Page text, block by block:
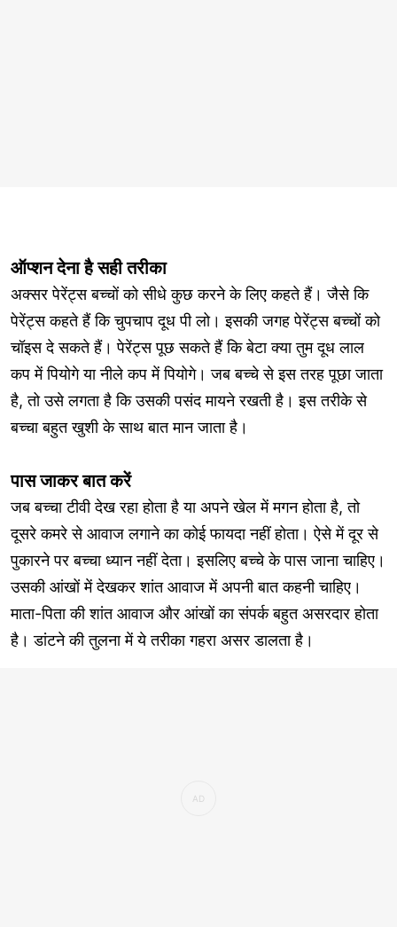
ऑप्शन देना है सही तरीका
अक्सर पेरेंट्स बच्चों को सीधे कुछ करने के लिए कहते हैं। जैसे कि
पेरेंट्स कहते हैं कि चुपचाप दूध पी लो। इसकी जगह पेरेंट्स बच्चों को
चॉइस दे सकते हैं। पेरेंट्स पूछ सकते हैं कि बेटा क्या तुम दूध लाल
कप में पियोगे या नीले कप में पियोगे। जब बच्चे से इस तरह पूछा जाता
है, तो उसे लगता है कि उसकी पसंद मायने रखती है। इस तरीके से
बच्चा बहुत खुशी के साथ बात मान जाता है।
पास जाकर बात करें
जब बच्चा टीवी देख रहा होता है या अपने खेल में मगन होता है, तो
दूसरे कमरे से आवाज लगाने का कोई फायदा नहीं होता। ऐसे में दूर से
पुकारने पर बच्चा ध्यान नहीं देता। इसलिए बच्चे के पास जाना चाहिए।
उसकी आंखों में देखकर शांत आवाज में अपनी बात कहनी चाहिए।
माता-पिता की शांत आवाज और आंखों का संपर्क बहुत असरदार होता
है। डांटने की तुलना में ये तरीका गहरा असर डालता है।